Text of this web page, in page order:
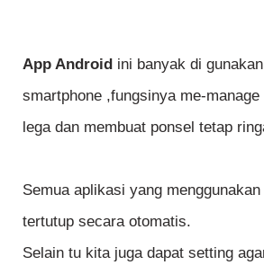
App Android ini banyak di
smartphone ,fungsinya me-
lega dan membuat ponsel tetap
Semua aplikasi yang
tertutup secara otomatis.
Selain tu kita juga dapat setting